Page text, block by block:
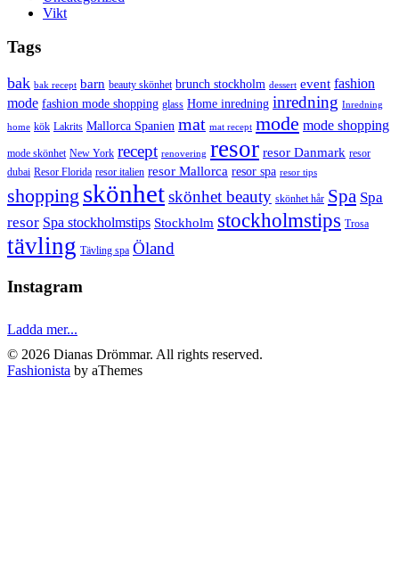
Vikt
Tags
bak bak recept barn beauty skönhet brunch stockholm dessert event fashion
mode fashion mode shopping glass Home inredning inredning Inredning
home kök Lakrits Mallorca Spanien mat mat recept mode mode shopping
mode skönhet New York recept renovering resor resor Danmark resor
dubai Resor Florida resor italien resor Mallorca resor spa resor tips
shopping skönhetskönhet beauty skönhet hår Spa Spa
resor Spa stockholmstips Stockholm stockholmstips Trosa
tävling Tävling spa Öland
Instagram
Ladda mer...
© 2026 Dianas Drömmar. All rights reserved.
Fashionista by aThemes